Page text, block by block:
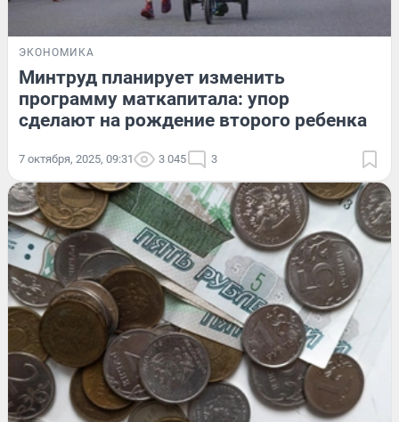
ЭКОНОМИКА
Минтруд планирует изменить
программу маткапитала: упор
сделают на рождение второго ребенка
7 октября, 2025, 09:31 3 045 3